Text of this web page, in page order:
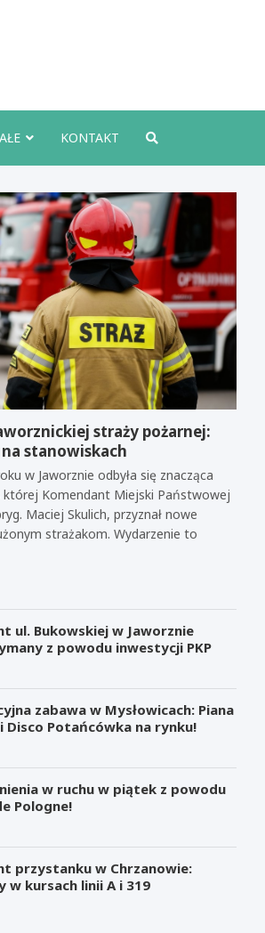
KONTAKT
straży pożarnej:
stanowiskach
w Jaworznie odbyła się znacząca
której Komendant Miejski Państwowej
Maciej Skulich, przyznał nowe
strażakom. Wydarzenie to
ul. Bukowskiej w Jaworznie
z powodu inwestycji PKP
zabawa w Mysłowicach: Piana
Disco Potańcówka na rynku!
w ruchu w piątek z powodu
Pologne!
przystanku w Chrzanowie:
w kursach linii A i 319